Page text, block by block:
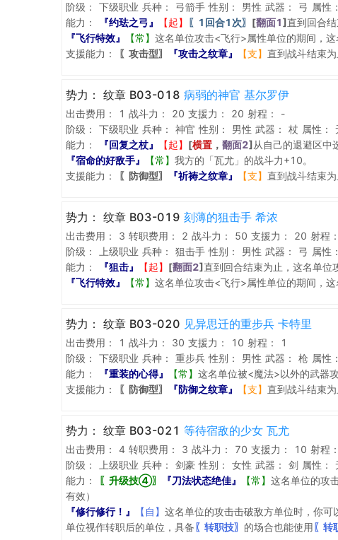
阶级：
下级职业 兵种： 弓箭手 性别： 男性 武器： 弓 属性：
能力：
『约珐之弓』 【起】 〖1回合1次〗 [翻面1]直到回合
『飞行特效』
【常】 这名单位攻击<飞行>属性单位的期间，这
支援能力：
〖攻击型〗 『攻击之纹章』 【支】 直到战斗结束
势力： 纹章 B03-018 病弱的神官 基尔罗伊
出击费用： 1 战斗力： 20 支援力： 20 射程：
-
阶级：
下级职业 兵种： 神官 性别： 男性 武器： 杖 属性：
能力：
『回复之杖』 【起】 [横置 ， 翻面2] 从自己的退避区中
『宿命的好敌手』
【常】 我方的「瓦尤」的战斗力+10。
支援能力：
〖防御型〗 『祈祷之纹章』 【支】 直到战斗结束
势力： 纹章 B03-019 刻薄的狙击手 希浓
出击费用： 3 转职费用： 2 战斗力： 50 支援力： 20 射程：
阶级：
上级职业 兵种： 狙击手 性别： 男性 武器： 弓 属性：
能力：
『狙击』 【起】 [翻面2]直到回合结束为止，这名单位
『飞行特效』
【常】 这名单位攻击<飞行>属性单位的期间，这
势力： 纹章 B03-020 见异思迁的重步兵 卡特里
出击费用： 1 战斗力： 30 支援力： 10 射程：
1
阶级：
下级职业 兵种： 重步兵 性别： 男性 武器： 枪 属性：
能力：
『重装的心得』 【常】 这名单位被<魔法>以外的武器
支援能力：
〖防御型〗 『防御之纹章』 【支】 直到战斗结束
势力： 纹章 B03-021 等待宿敌的少女 瓦尤
出击费用： 4 转职费用： 3 战斗力： 70 支援力： 10 射程：
阶级：
上级职业 兵种： 剑豪 性别： 女性 武器： 剑 属性：
能力：
〖升级技④〗 『刀法状态绝佳』 【常】 这名单位的攻
有效）
『修行修行！』
【自】 这名单位的攻击击破敌方单位时，你
单位视作转职后的单位，具备 〖转职技〗 的场合也能使用 〖转